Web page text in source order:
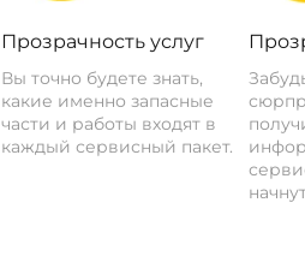
Прозрачность услуг
Вы точно будете знать,
какие именно запасные
части и работы входят в
каждый сервисный пакет.